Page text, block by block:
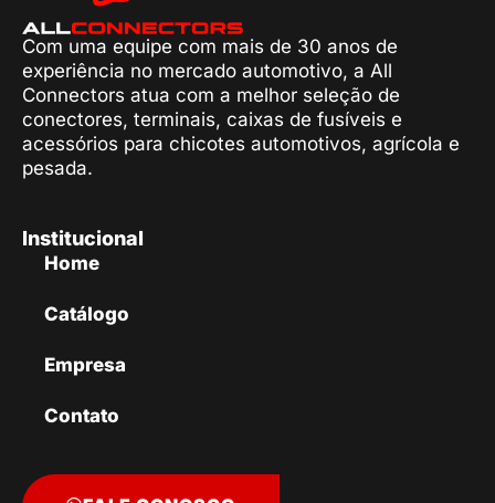
Com uma equipe com mais de 30 anos de
experiência no mercado automotivo, a All
Connectors atua com a melhor seleção de
conectores, terminais, caixas de fusíveis e
acessórios para chicotes automotivos, agrícola e
pesada.
Institucional
Home
Catálogo
Empresa
Contato